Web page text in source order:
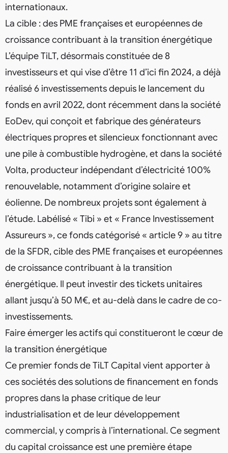
internationaux.
La cible : des PME françaises et européennes de
croissance contribuant à la transition énergétique
L’équipe TiLT, désormais constituée de 8
investisseurs et qui vise d’être 11 d’ici fin 2024, a déjà
réalisé 6 investissements depuis le lancement du
fonds en avril 2022, dont récemment dans la société
EoDev, qui conçoit et fabrique des générateurs
électriques propres et silencieux fonctionnant avec
une pile à combustible hydrogène, et dans la société
Volta, producteur indépendant d’électricité 100%
renouvelable, notamment d’origine solaire et
éolienne. De nombreux projets sont également à
l’étude. Labélisé « Tibi » et « France Investissement
Assureurs », ce fonds catégorisé « article 9 » au titre
de la SFDR, cible des PME françaises et européennes
de croissance contribuant à la transition
énergétique. Il peut investir des tickets unitaires
allant jusqu’à 50 M€, et au-delà dans le cadre de co-
investissements.
Faire émerger les actifs qui constitueront le cœur de
la transition énergétique
Ce premier fonds de TiLT Capital vient apporter à
ces sociétés des solutions de financement en fonds
propres dans la phase critique de leur
industrialisation et de leur développement
commercial, y compris à l’international. Ce segment
du capital croissance est une première étape